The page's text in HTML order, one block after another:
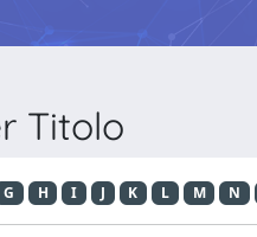
Titolo
G H I J K L M N